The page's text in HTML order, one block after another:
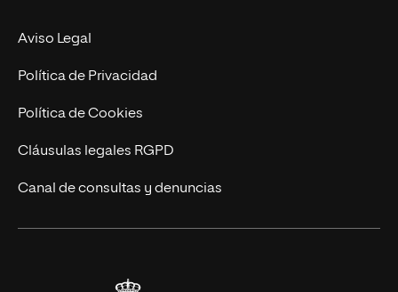
Experto Universitario
Postgrados
Cursos Universitarios
Nuestro Equipo
Trabaja en UNIR
Actualidad
UNIR Revista
Eventos
Aviso Legal
Política de Privacidad
Política de Cookies
Cláusulas legales RGPD
Canal de consultas y denuncias